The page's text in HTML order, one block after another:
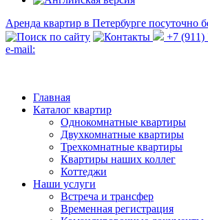
Аренда квартир в Петербурге посуточно
+7 (911)
e-mail:
Главная
Каталог квартир
Однокомнатные квартиры
Двухкомнатные квартиры
Трехкомнатные квартиры
Квартиры наших коллег
Коттеджи
Наши услуги
Встреча и трансфер
Временная регистрация